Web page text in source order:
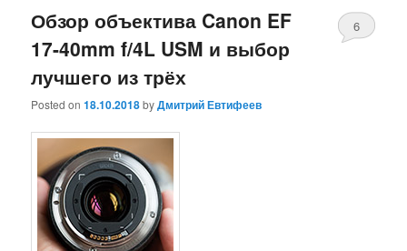
Обзор объектива Canon EF
17-40mm f/4L USM и выбор
лучшего из трёх
Posted on18.10.2018byДмитрий Евтифеев
6